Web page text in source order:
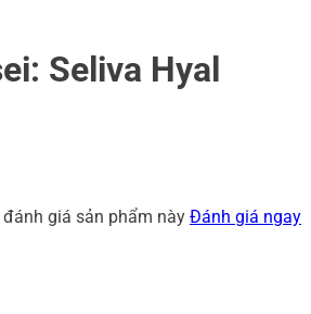
Seliva Hyal
giá sản phẩm này Đánh giá ngay